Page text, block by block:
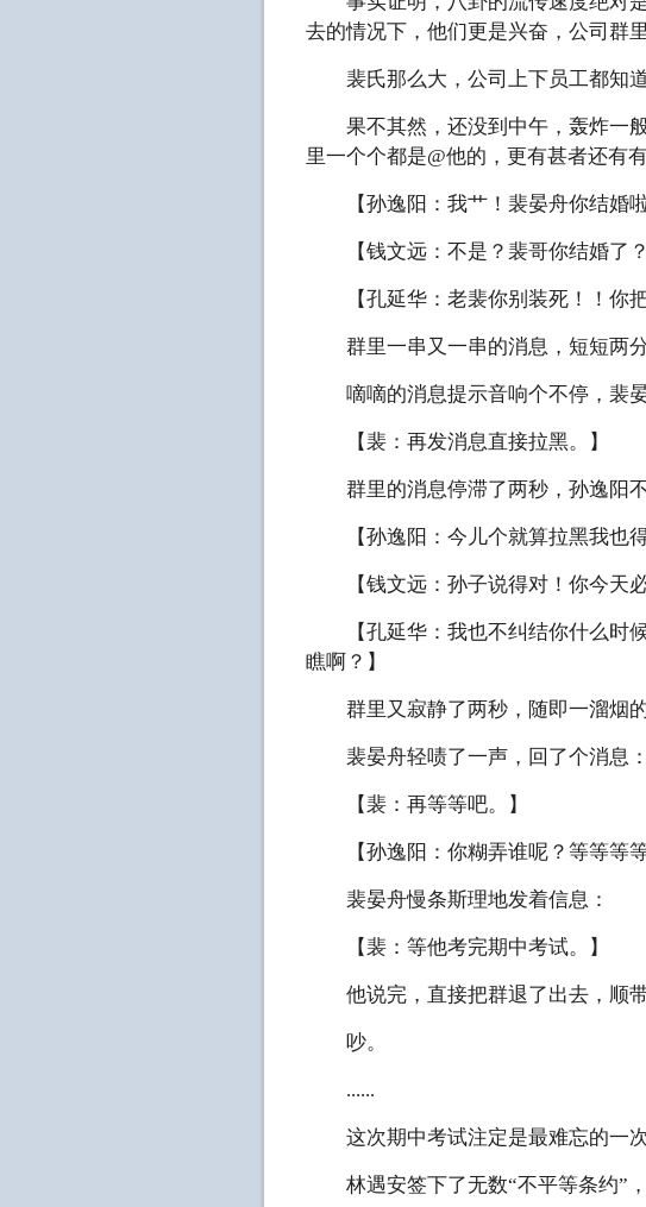
去的情况下，他们更是兴奋，公司群
裴氏那么大，公司上下员工都知道
果不其然，还没到中午，轰炸一般
里一个个都是@他的，更有甚者还有
【孙逸阳：我艹！裴晏舟你结婚啦
【钱文远：不是？裴哥你结婚了？
【孔延华：老裴你别装死！！你把
群里一串又一串的消息，短短两分
嘀嘀的消息提示音响个不停，裴晏
【裴：再发消息直接拉黑。】
群里的消息停滞了两秒，孙逸阳不
【孙逸阳：今儿个就算拉黑我也得
【钱文远：孙子说得对！你今天必
【孔延华：我也不纠结你什么时候
瞧啊？】
群里又寂静了两秒，随即一溜烟的
裴晏舟轻啧了一声，回了个消息：
【裴：再等等吧。】
【孙逸阳：你糊弄谁呢？等等等等
裴晏舟慢条斯理地发着信息：
【裴：等他考完期中考试。】
他说完，直接把群退了出去，顺带
吵。
......
这次期中考试注定是最难忘的一次
林遇安签下了无数“不平等条约”，